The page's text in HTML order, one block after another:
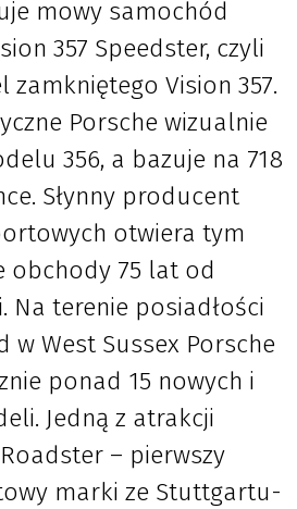
mowy samochód
357 Speedster, czyli
Vision 357.
Porsche wizualnie
356, a bazuje na 718
Słynny producent
otwiera tym
obchody 75 lat od
Na terenie posiadłości
w West Sussex Porsche
ponad 15 nowych i
Jedną z atrakcji
– pierwszy
marki ze Stuttgartu-